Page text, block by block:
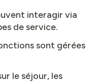
interagir via
de service.
sont gérées
le séjour, les